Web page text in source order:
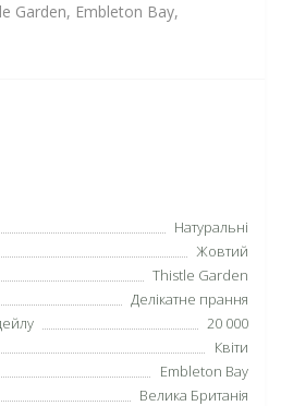
Garden, Embleton Bay,
Натуральні
Жовтий
Thistle Garden
Делікатне прання
20 000
Квіти
Embleton Bay
Велика Британія